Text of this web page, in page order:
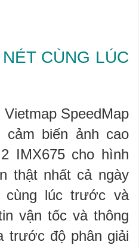
CÙNG LÚC
SpeedMap
biến ảnh cao
2 IMX675cho hình
thật nhất cả ngày
cùng lúc trước và
vận tốc và thông
trước độ phân giải